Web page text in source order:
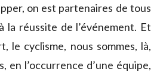
on est partenaires de tous
la réussite de l’événement. Et
le cyclisme, nous sommes, là,
en l’occurrence d’une équipe,